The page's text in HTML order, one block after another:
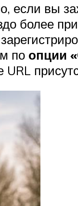
если вы
более
по опции